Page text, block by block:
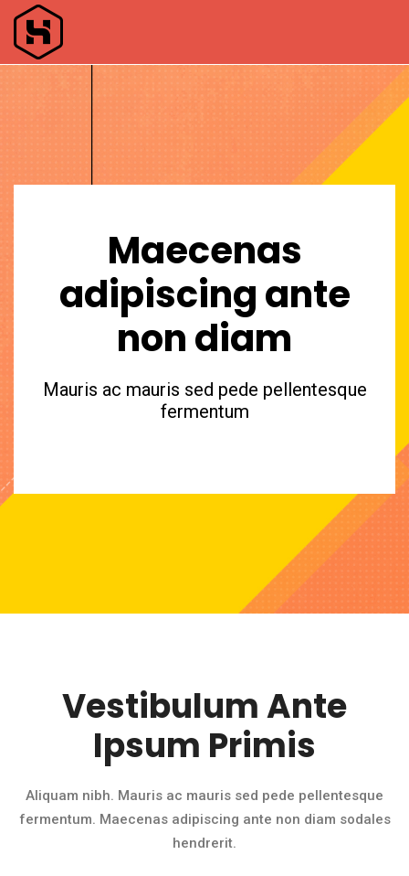
Maecenas
adipiscing ante
non diam
Mauris ac mauris sed pede pellentesque
fermentum
Vestibulum Ante
Ipsum Primis
Aliquam nibh. Mauris ac mauris sed pede pellentesque
fermentum. Maecenas adipiscing ante non diam sodales
hendrerit.